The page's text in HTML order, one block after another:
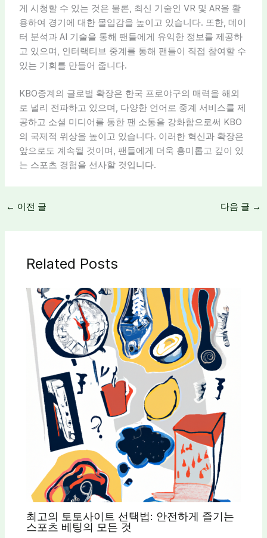
게 시청할 수 있는 것은 물론, 최신 기술인 VR 및 AR을 활
용하여 경기에 대한 몰입감을 높이고 있습니다. 또한, 데이
터 분석과 AI 기술을 통해 팬들에게 유익한 정보를 제공하
고 있으며, 인터랙티브 중계를 통해 팬들이 직접 참여할 수
있는 기회를 만들어 줍니다.
KBO중계의 글로벌 확장은 한국 프로야구의 매력을 해외
로 널리 전파하고 있으며, 다양한 언어로 중계 서비스를 제
공하고 소셜 미디어를 통한 팬 소통을 강화함으로써 KBO
의 국제적 위상을 높이고 있습니다. 이러한 혁신과 확장은
앞으로도 계속될 것이며, 팬들에게 더욱 흥미롭고 깊이 있
는 스포츠 경험을 선사할 것입니다.
← 이전 글 다음 글 →
Related Posts
최고의 토토사이트 선택법: 안전하게 즐기는
스포츠 베팅의 모든 것